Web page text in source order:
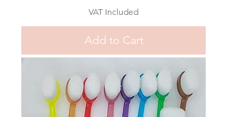
VAT Included
Add to Cart